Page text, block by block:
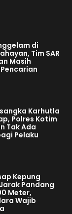
di
Tim SAR
Masih
Karhutla
Polres Kotim
Tak Ada
Pelaku
Kepung
Pandang
Meter,
Wajib